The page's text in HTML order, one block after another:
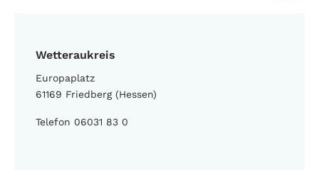
Wetteraukreis
Europaplatz
61169 Friedberg (Hessen)
Telefon 06031 83 0